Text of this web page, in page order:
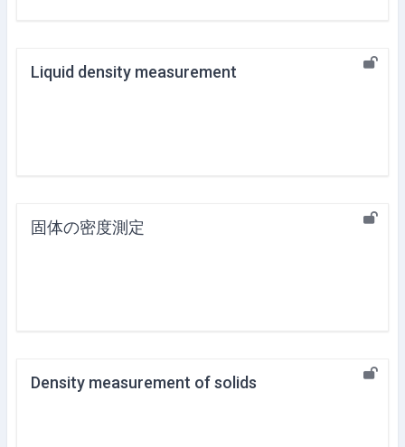
Liquid density measurement
固体の密度測定
Density measurement of solids